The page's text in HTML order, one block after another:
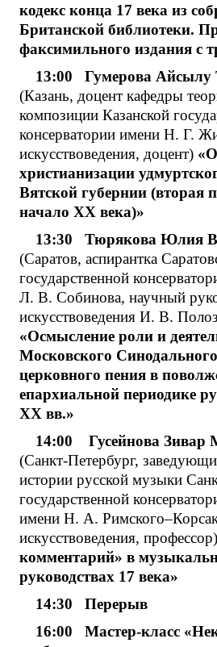
кодекс конца 17 века из
Британской библиотеки.
факсимильного издания с
13:00 Гумерова Айсылу
(Казань, доцент кафедры
композиции Казанской
консерватории имени Н. Г.
искусствоведения, доцент)
христианизации
Вятской губернии (вторая
начало XX века)»
13:30 Тюрякова Юлия
(Саратов, аспирантка
государственной
Л. В. Собинова, научный
искусствоведения И. В.
«Осмысление роли и
Московского
церковного пения в
епархиальной периодике
XX вв.»
14:00 Гусейнова Зивар
(Санкт-Петербург,
истории русской музыки
государственной
имени Н. А.
искусствоведения, профессор)
комментарий» в
руководствах 17 века»
14:30 Перерыв
16:00 Мастер-класс